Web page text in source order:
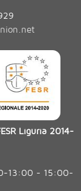
Liguria 2014-
13:00 - 15:00-